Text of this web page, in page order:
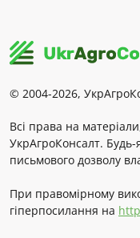
© 2004-2026,
Всі права на
УкрАгроКонсалт. Будь-
письмового дозволу
При правомірному
гіперпосилання на